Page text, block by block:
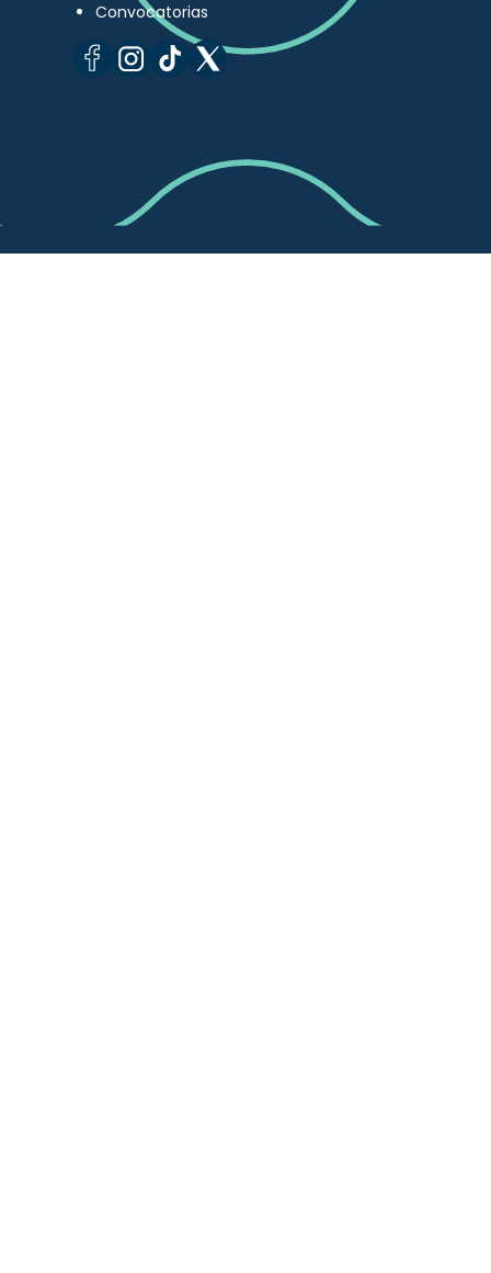
Convocatorias